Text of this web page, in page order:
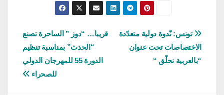
تصفّح
المقالات
قريبا… “دوز ” الساحرة تصنع
“الحدث” بمناسبة تنظيم
الدورة 55 للمهرجان الدولي
للصحراء
تونس: نّدوة دولية متعدّدة
الاختصاصات تحت عنوان
“بالعربية نحلّق “